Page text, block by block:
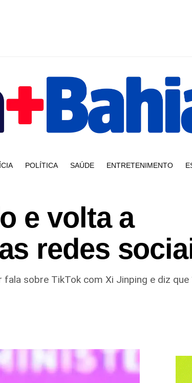
POLÍTICA SAÚDE ENTRETENIMENTO
e volta a
redes
sobre TikTok com Xi Jinping e diz que